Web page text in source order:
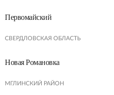
Первомайский
СВЕРДЛОВСКАЯ ОБЛАСТЬ
Новая Романовка
МГЛИНСКИЙ РАЙОН